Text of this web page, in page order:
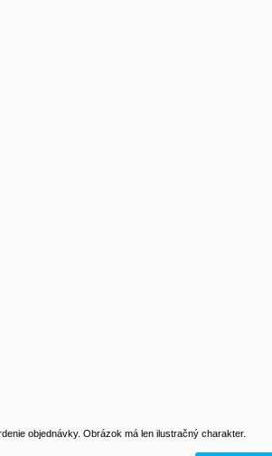
objednávky. Obrázok má len ilustračný charakter.